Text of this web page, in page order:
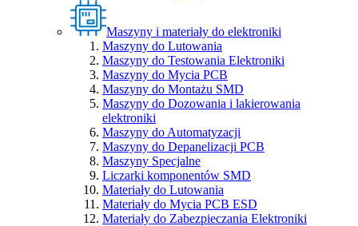
Maszyny i materiały do elektroniki
Maszyny do Lutowania
Maszyny do Testowania Elektroniki
Maszyny do Mycia PCB
Maszyny do Montażu SMD
Maszyny do Dozowania i lakierowania
elektroniki
Maszyny do Automatyzacji
Maszyny do Depanelizacji PCB
Maszyny Specjalne
Liczarki komponentów SMD
Materiały do Lutowania
Materiały do Mycia PCB ESD
Materiały do Zabezpieczania Elektroniki